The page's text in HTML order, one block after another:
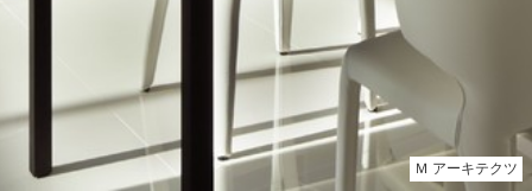
Ｍ アーキテクツ